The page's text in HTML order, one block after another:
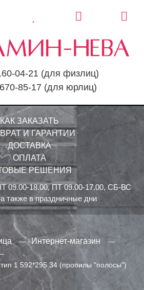
04-21 (для физлиц)
85-17 (для юрлиц)
КАК ЗАКАЗАТЬ
И ГАРАНТИИ
ДОСТАВКА
ОПЛАТА
РЕШЕНИЯ
09.00-18.00, ПТ 09.00-17.00, СБ-ВС
также в праздничные дни
Интернет-магазин
1 592*295.34 (пропилы "полосы")